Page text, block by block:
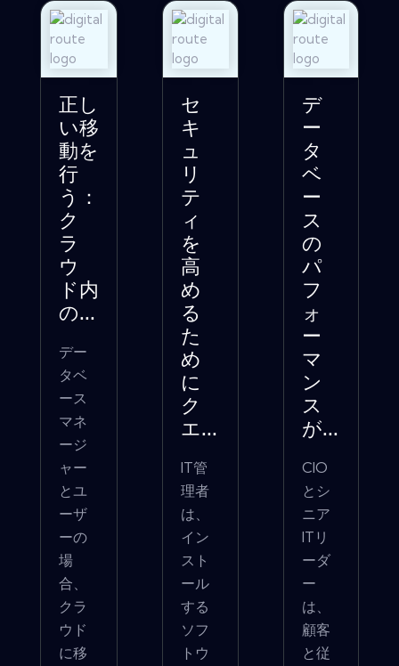
正し
い移
動を
行
う：
ク
ラ
ウ
ド内
の...
デー
タベ
ース
マネ
ージ
ャー
とユ
ーザ
ーの
場
合、
クラ
ウド
に移
セ
キ
ュ
リ
テ
ィ
を
高
め
る
た
め
に
ク
エ...
IT管​​
理者
は、
イン
スト
ール
する
ソフ
トウ
デ
ー
タ
ベ
ー
ス
の
パ
フ
ォ
ー
マ
ン
ス
が...
CIO
とシ
ニア
ITリ
ーダ
ー
は、
顧客
と従